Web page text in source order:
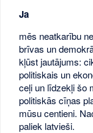
Ja
mēs neatkarību
brīvas un
kļūst jautājums:
politiskais un
ceļi un līdzekļi šo
politiskās cīņas
mūsu centieni.
paliek latvieši.